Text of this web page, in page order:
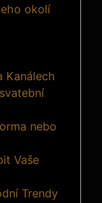
okolí
Kanálech
nebo
Vaše
Trendy